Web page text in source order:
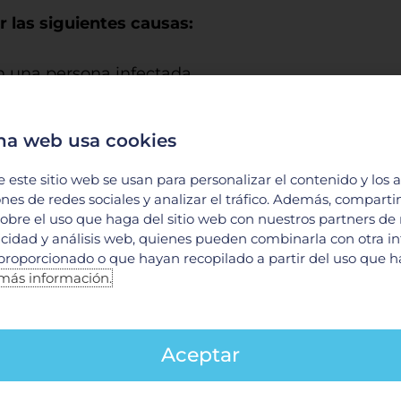
las siguientes causas:
una persona infectada.
infectada.
tomar leche materna de una mujer infectada.
sobre el estado de la epidemia
personas vivían con el VIH en 2017 en
este día “
nació en la reunión mundial de
Desde ese momento, las agencias de las
áreas relacionadas con el SIDA.”-
lazo rojo como muestra de solidaridad y
a crear conciencia de la importancia de
web usa cookies
este sitio web se usan para personalizar el contenido y los
de redes sociales y analizar el tráfico. Además,
el uso que haga del sitio web con nuestros partners de
y análisis web, quienes pueden combinarla con otra
o que hayan recopilado a partir del uso que
información.
Aceptar